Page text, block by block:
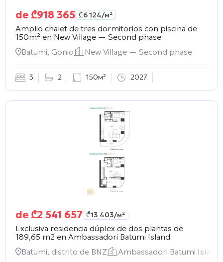
de ₾918 365 ₾6 124/м²
Amplio chalet de tres dormitorios con piscina de
150m² en New Village — Second phase
Batumi, Gonio
New Village — Second phase
3 2 150м² 2027
de ₾2 541 657 ₾13 403/м²
Exclusiva residencia dúplex de dos plantas de
189,65 m2 en Ambassadori Batumi Island
Batumi, distrito de BNZ
Ambassadori Batumi Island